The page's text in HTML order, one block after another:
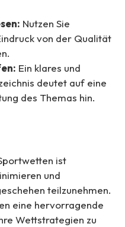
Nutzen Sie
von der Qualität
Ein klares und
deutet auf eine
des Themas hin.
ist
und
teilzunehmen.
eine hervorragende
Wettstrategien zu